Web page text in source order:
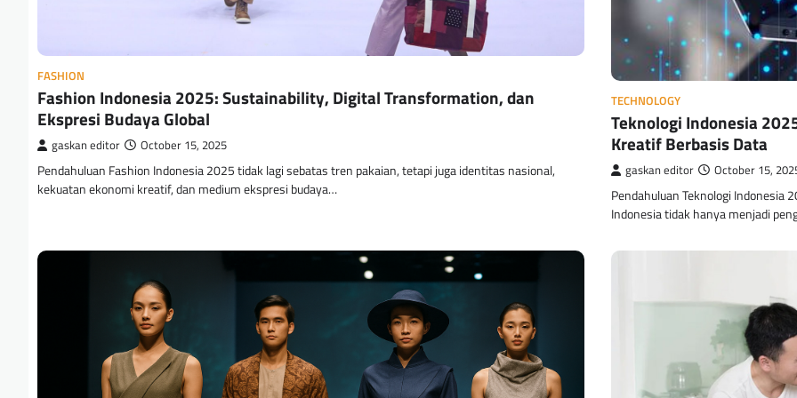
FASHION
Fashion Indonesia 2025: Sustainability, Digital Transformation, dan
Ekspresi Budaya Global
gaskan editor October 15, 2025
Pendahuluan Fashion Indonesia 2025 tidak lagi sebatas tren pakaian, tetapi juga identitas nasional,
kekuatan ekonomi kreatif, dan medium ekspresi budaya…
TECHNOLOGY
Teknologi Indonesia
Kreatif Berbasis Data
gaskan editor October 15,
Pendahuluan Teknologi Indonesia
Indonesia tidak hanya menjadi